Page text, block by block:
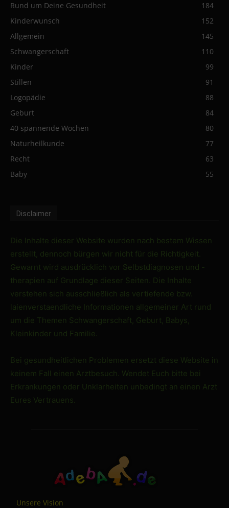
Rund um Deine Gesundheit
184
Kinderwunsch
152
Allgemein
145
Schwangerschaft
110
Kinder
99
Stillen
91
Logopädie
88
Geburt
84
40 spannende Wochen
80
Naturheilkunde
77
Recht
63
Baby
55
Disclaimer
Die Inhalte dieser Website wurden nach bestem Wissen
erstellt, dennoch bürgen wir nicht für die Richtigkeit.
Gewarnt wird ausdrücklich vor Selbstdiagnosen und -
therapien auf Grundlage dieser Seiten. Die Inhalte
verstehen sich ausschließlich als vertiefende bzw.
laienverstaendliche Informationen allgemeiner Art rund
um die Themen Schwangerschaft, Geburt, Babys,
Kleinkinder und Familie.
Bei gesundheitlichen Problemen ersetzt diese Website in
keinem Fall einen Arztbesuch. Wendet Euch bitte bei
Erkrankungen oder Unklarheiten unbedingt an einen Arzt
Eures Vertrauens.
Unsere Vision